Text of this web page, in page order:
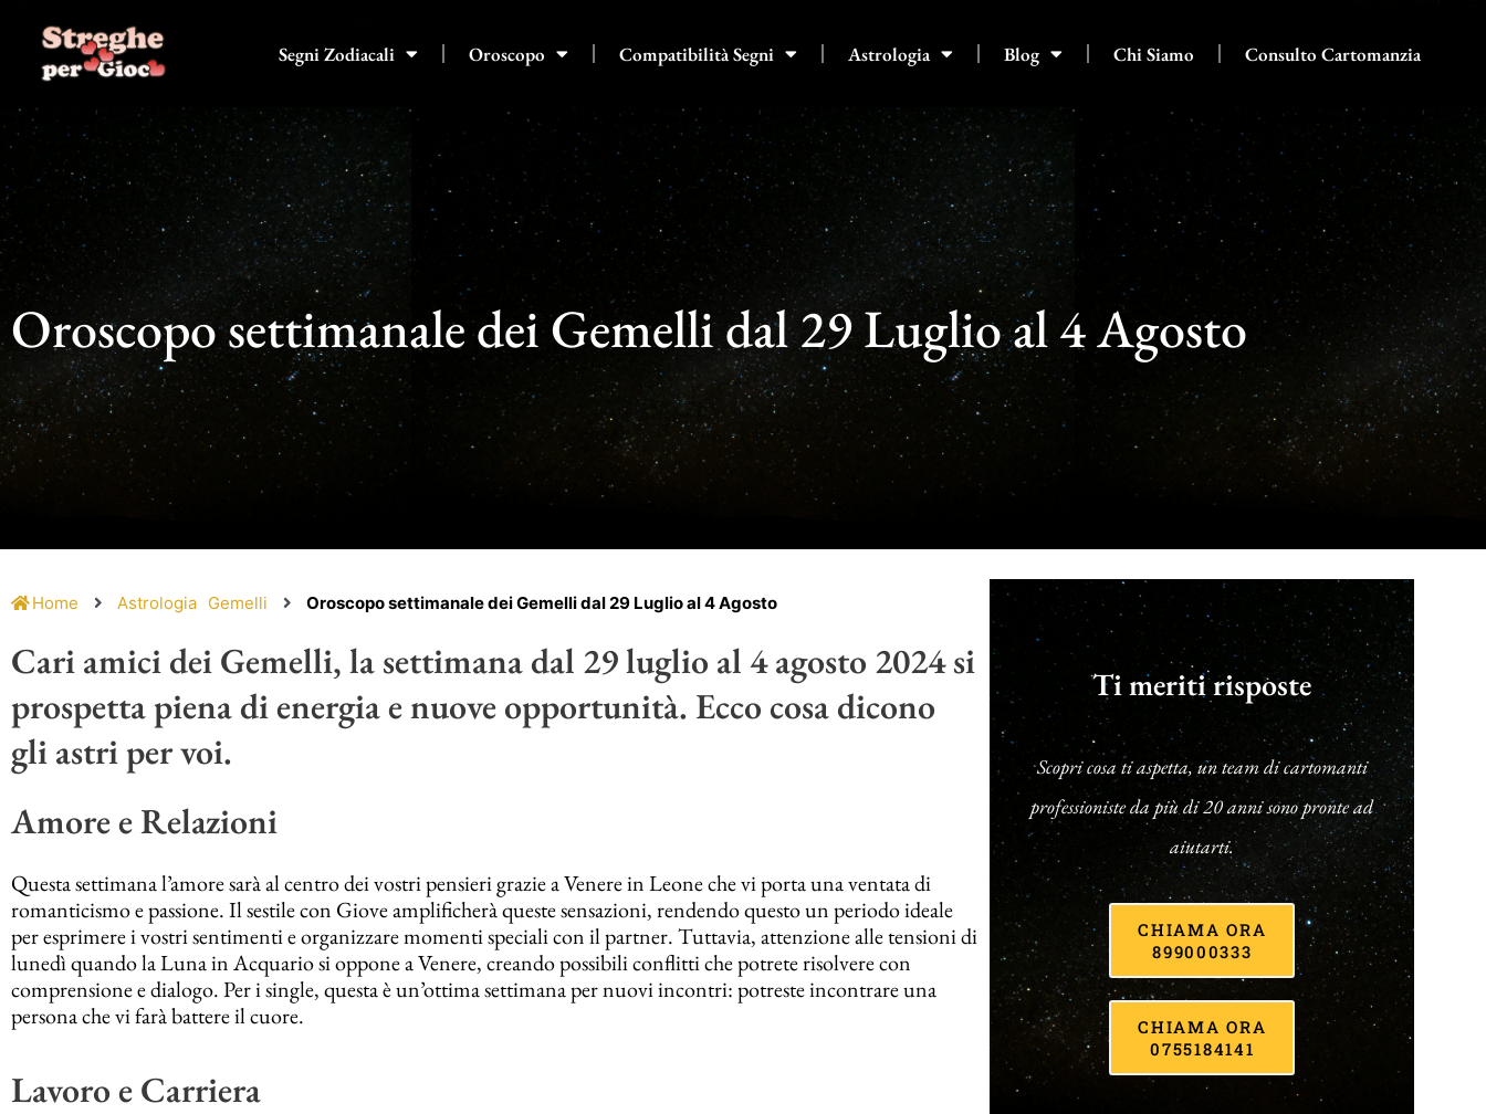
contenuto
Segni Zodiacali Oroscopo Compatibilità Segni Astrologia Blog Chi Siamo Consulto Cartomanzia
Oroscopo settimanale dei Gemelli dal 29 Luglio al 4 Agosto
Home Astrologia Gemelli Oroscopo settimanale dei Gemelli dal 29 Luglio al 4 Agosto
Cari amici dei Gemelli, la settimana dal 29 luglio al 4 agosto 2024 si
prospetta piena di energia e nuove opportunità. Ecco cosa dicono
gli astri per voi.
Amore e Relazioni
Questa settimana l’amore sarà al centro dei vostri pensieri grazie a Venere in Leone che vi porta una ventata di
romanticismo e passione. Il sestile con Giove amplificherà queste sensazioni, rendendo questo un periodo ideale
per esprimere i vostri sentimenti e organizzare momenti speciali con il partner. Tuttavia, attenzione alle tensioni di
lunedì quando la Luna in Acquario si oppone a Venere, creando possibili conflitti che potrete risolvere con
comprensione e dialogo. Per i single, questa è un’ottima settimana per nuovi incontri: potreste incontrare una
persona che vi farà battere il cuore​.
Lavoro e Carriera
Ti meriti risposte
Scopri cosa ti aspetta, un team di cartomanti
professioniste da più di 20 anni sono pronte ad
aiutarti.
CHIAMA ORA
899000333
CHIAMA ORA
0755184141